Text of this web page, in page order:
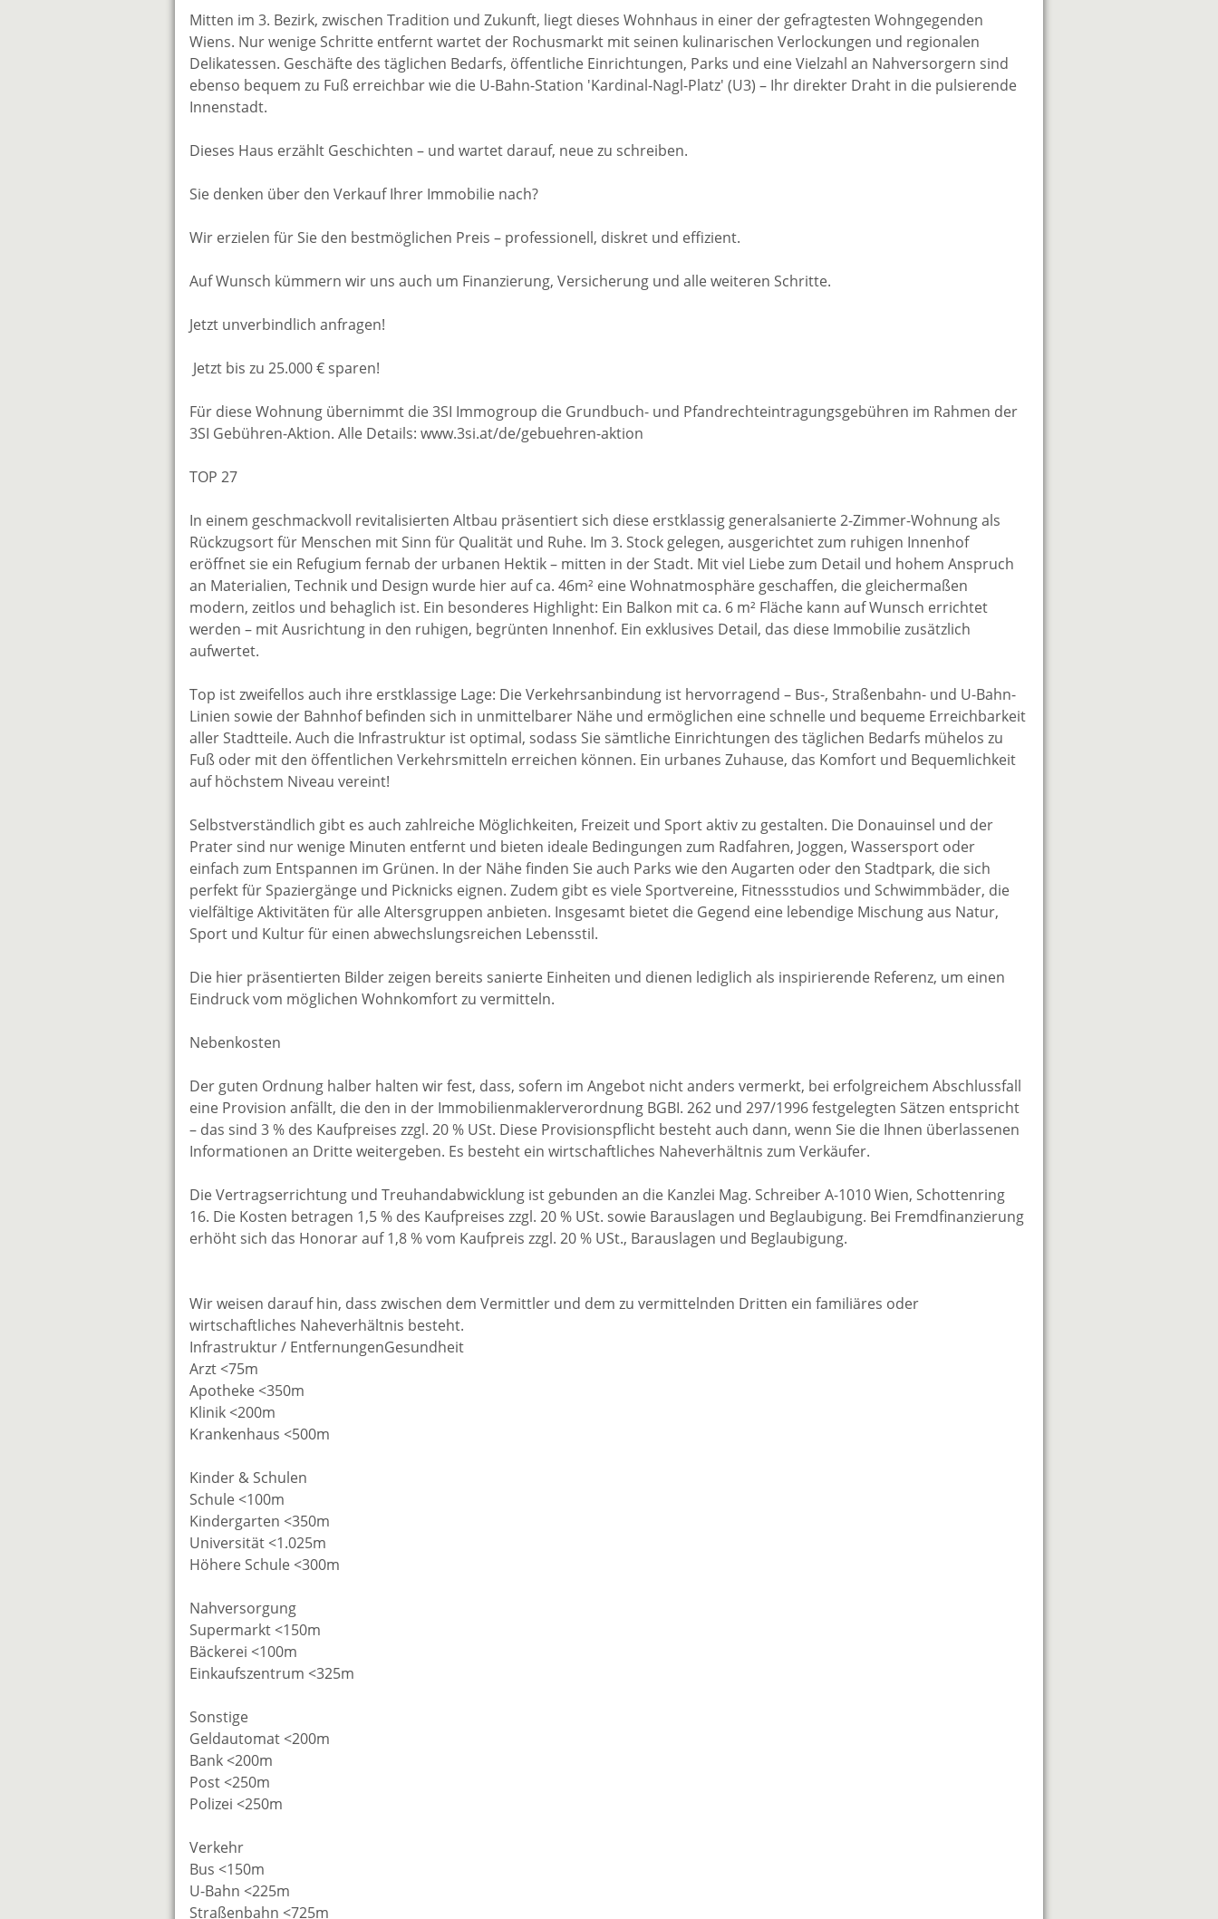
Mitten im 3. Bezirk, zwischen Tradition und Zukunft, liegt dieses Wohnhaus in einer der gefragtesten Wohngegenden
Wiens. Nur wenige Schritte entfernt wartet der Rochusmarkt mit seinen kulinarischen Verlockungen und regionalen
Delikatessen. Geschäfte des täglichen Bedarfs, öffentliche Einrichtungen, Parks und eine Vielzahl an Nahversorgern sind
ebenso bequem zu Fuß erreichbar wie die U-Bahn-Station 'Kardinal-Nagl-Platz' (U3) – Ihr direkter Draht in die pulsierende
Innenstadt.
Dieses Haus erzählt Geschichten – und wartet darauf, neue zu schreiben.
Sie denken über den Verkauf Ihrer Immobilie nach?
Wir erzielen für Sie den bestmöglichen Preis – professionell, diskret und effizient.
Auf Wunsch kümmern wir uns auch um Finanzierung, Versicherung und alle weiteren Schritte.
Jetzt unverbindlich anfragen!
Jetzt bis zu 25.000 € sparen!
Für diese Wohnung übernimmt die 3SI Immogroup die Grundbuch- und Pfandrechteintragungsgebühren im Rahmen der
3SI Gebühren-Aktion. Alle Details: www.3si.at/de/gebuehren-aktion
TOP 27
In einem geschmackvoll revitalisierten Altbau präsentiert sich diese erstklassig generalsanierte 2-Zimmer-Wohnung als
Rückzugsort für Menschen mit Sinn für Qualität und Ruhe. Im 3. Stock gelegen, ausgerichtet zum ruhigen Innenhof
eröffnet sie ein Refugium fernab der urbanen Hektik – mitten in der Stadt. Mit viel Liebe zum Detail und hohem Anspruch
an Materialien, Technik und Design wurde hier auf ca. 46m² eine Wohnatmosphäre geschaffen, die gleichermaßen
modern, zeitlos und behaglich ist. Ein besonderes Highlight: Ein Balkon mit ca. 6 m² Fläche kann auf Wunsch errichtet
werden – mit Ausrichtung in den ruhigen, begrünten Innenhof. Ein exklusives Detail, das diese Immobilie zusätzlich
aufwertet.
Top ist zweifellos auch ihre erstklassige Lage: Die Verkehrsanbindung ist hervorragend – Bus-, Straßenbahn- und U-Bahn-
Linien sowie der Bahnhof befinden sich in unmittelbarer Nähe und ermöglichen eine schnelle und bequeme Erreichbarkeit
aller Stadtteile. Auch die Infrastruktur ist optimal, sodass Sie sämtliche Einrichtungen des täglichen Bedarfs mühelos zu
Fuß oder mit den öffentlichen Verkehrsmitteln erreichen können. Ein urbanes Zuhause, das Komfort und Bequemlichkeit
auf höchstem Niveau vereint!
Selbstverständlich gibt es auch zahlreiche Möglichkeiten, Freizeit und Sport aktiv zu gestalten. Die Donauinsel und der
Prater sind nur wenige Minuten entfernt und bieten ideale Bedingungen zum Radfahren, Joggen, Wassersport oder
einfach zum Entspannen im Grünen. In der Nähe finden Sie auch Parks wie den Augarten oder den Stadtpark, die sich
perfekt für Spaziergänge und Picknicks eignen. Zudem gibt es viele Sportvereine, Fitnessstudios und Schwimmbäder, die
vielfältige Aktivitäten für alle Altersgruppen anbieten. Insgesamt bietet die Gegend eine lebendige Mischung aus Natur,
Sport und Kultur für einen abwechslungsreichen Lebensstil.
Die hier präsentierten Bilder zeigen bereits sanierte Einheiten und dienen lediglich als inspirierende Referenz, um einen
Eindruck vom möglichen Wohnkomfort zu vermitteln.
Nebenkosten
Der guten Ordnung halber halten wir fest, dass, sofern im Angebot nicht anders vermerkt, bei erfolgreichem Abschlussfall
eine Provision anfällt, die den in der Immobilienmaklerverordnung BGBI. 262 und 297/1996 festgelegten Sätzen entspricht
– das sind 3 % des Kaufpreises zzgl. 20 % USt. Diese Provisionspflicht besteht auch dann, wenn Sie die Ihnen überlassenen
Informationen an Dritte weitergeben. Es besteht ein wirtschaftliches Naheverhältnis zum Verkäufer.
Die Vertragserrichtung und Treuhandabwicklung ist gebunden an die Kanzlei Mag. Schreiber A-1010 Wien, Schottenring
16. Die Kosten betragen 1,5 % des Kaufpreises zzgl. 20 % USt. sowie Barauslagen und Beglaubigung. Bei Fremdfinanzierung
erhöht sich das Honorar auf 1,8 % vom Kaufpreis zzgl. 20 % USt., Barauslagen und Beglaubigung.
Wir weisen darauf hin, dass zwischen dem Vermittler und dem zu vermittelnden Dritten ein familiäres oder
wirtschaftliches Naheverhältnis besteht.
Infrastruktur / EntfernungenGesundheit
Arzt <75m
Apotheke <350m
Klinik <200m
Krankenhaus <500m
Kinder & Schulen
Schule <100m
Kindergarten <350m
Universität <1.025m
Höhere Schule <300m
Nahversorgung
Supermarkt <150m
Bäckerei <100m
Einkaufszentrum <325m
Sonstige
Geldautomat <200m
Bank <200m
Post <250m
Polizei <250m
Verkehr
Bus <150m
U-Bahn <225m
Straßenbahn <725m